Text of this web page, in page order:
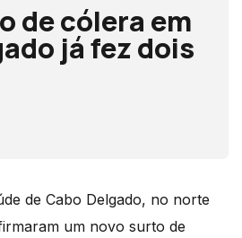
de cólera em
já fez dois
de Cabo Delgado, no norte
um novo surto de